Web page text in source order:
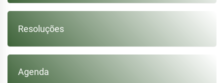
Resoluções
Agenda